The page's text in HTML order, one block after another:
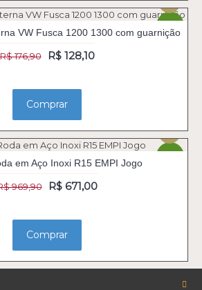
VW Fusca 1200 1300 com guarnição
R$ 176,90 R$ 128,10
Comprar
em Aço Inoxi R15 EMPI Jogo
969,90 R$ 671,00
Comprar